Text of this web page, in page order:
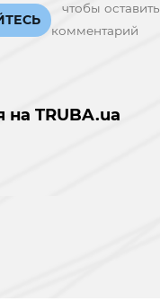
чтобы оставить
комментарий
на TRUBA.ua